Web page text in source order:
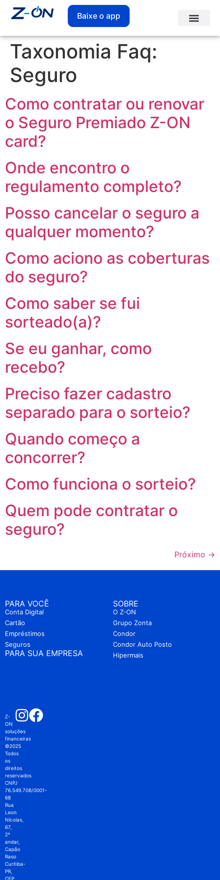
Baixe o app
Taxonomia Faq:
Seguro
Como contratar ou renovar
o Seguro Premiado Z-ON
card?
Onde encontro o
regulamento completo?
Posso cancelar o seguro a
qualquer momento?
Como aciono as coberturas
do seguro?
Como saber se fui
sorteado(a)?
Se eu ganhar, como
recebo?
Preciso fazer cadastro
separado para o sorteio?
Quando começo a
concorrer?
Como funciona o sorteio?
Quem pode contratar o
seguro?
Próximo →
PARA VOCÊ
Conta Digital
Cartão
Empréstimos
Seguros
PARA SUA EMPRESA
SOBRE
O Z-ON
Grupo Zonta
Condor
Condor Auto Posto
Hipermais
Z-
ON
soluções
financeiras
©2025
Todos
os
direitos
reservados
CNPJ
76.549.708/0001-
68
Rua
Leon
Nícolas,
67,
2º
andar,
Capão
Raso
Curitiba-
PR,
CEP